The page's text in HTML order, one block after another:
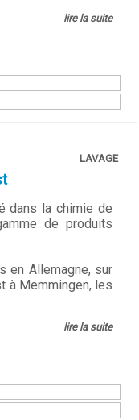
lire la suite
LAVAGE
dans la chimie de
de produits
en Allemagne, sur
à Memmingen, les
lire la suite